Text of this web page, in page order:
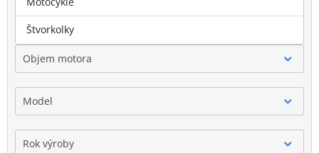
Značka
Objem motora
Model
Rok výroby
Štvorkolky